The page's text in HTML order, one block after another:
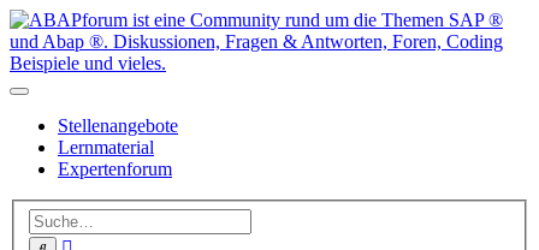
Stellenangebote
Lernmaterial
Expertenforum